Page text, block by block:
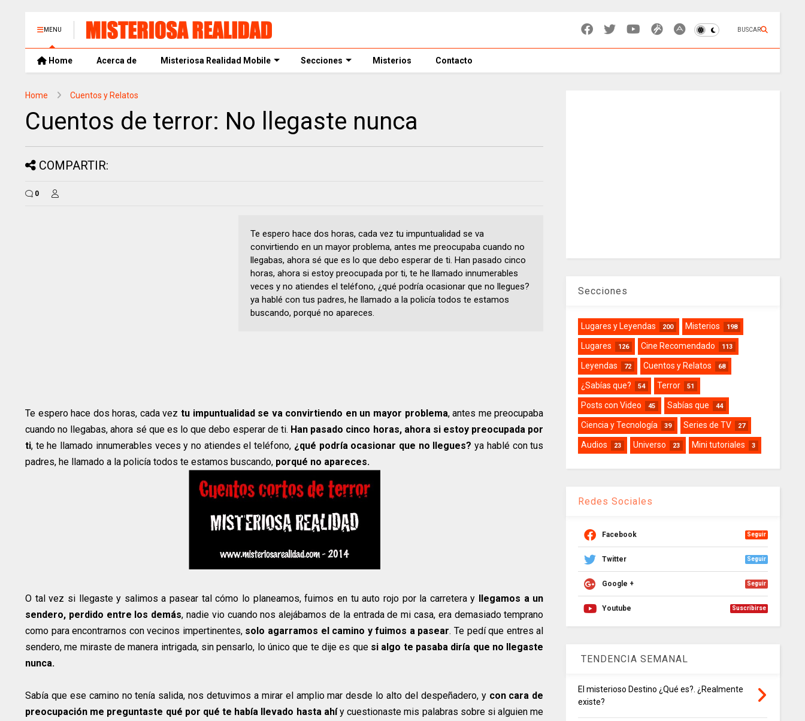
MENU BUSCAR
Home Acerca de Misteriosa Realidad Mobile Secciones Misterios Contacto
Home Cuentos y Relatos
Cuentos de terror: No llegaste nunca
COMPARTIR:
0
Te espero hace dos horas, cada vez tu impuntualidad se va
convirtiendo en un mayor problema, antes me preocupaba cuando no
llegabas, ahora sé que es lo que debo esperar de ti. Han pasado cinco
horas, ahora si estoy preocupada por ti, te he llamado innumerables
veces y no atiendes el teléfono, ¿qué podría ocasionar que no llegues?
ya hablé con tus padres, he llamado a la policía todos te estamos
buscando, porqué no apareces.
Te espero hace dos horas, cada vez tu impuntualidad se va convirtiendo en un mayor problema, antes me preocupaba
cuando no llegabas, ahora sé que es lo que debo esperar de ti. Han pasado cinco horas, ahora si estoy preocupada por
ti, te he llamado innumerables veces y no atiendes el teléfono, ¿qué podría ocasionar que no llegues? ya hablé con tus
padres, he llamado a la policía todos te estamos buscando, porqué no apareces.
O tal vez si llegaste y salimos a pasear tal cómo lo planeamos, fuimos en tu auto rojo por la carretera y llegamos a un
sendero, perdido entre los demás, nadie vio cuando nos alejábamos de la entrada de mi casa, era demasiado temprano
como para encontrarnos con vecinos impertinentes, solo agarramos el camino y fuimos a pasear. Te pedí que entres al
sendero, me miraste de manera intrigada, sin pensarlo, lo único que te dije es que si algo te pasaba diría que no llegaste
nunca.
Sabía que ese camino no tenía salida, nos detuvimos a mirar el amplio mar desde lo alto del despeñadero, ycon cara de
preocupación me preguntaste qué por qué te había llevado hasta ahíy cuestionaste mis palabras sobre si alguien me
Secciones
Lugares y Leyendas 200 Misterios 198
Lugares 126 Cine Recomendado 113
Leyendas 72 Cuentos y Relatos 68
¿Sabías que? 54 Terror 51
Posts con Video 45 Sabías que 44
Ciencia y Tecnología 39 Series de TV 27
Audios 23 Universo 23 Mini tutoriales 3
Redes Sociales
Facebook Seguir
Twitter Seguir
Google + Seguir
Youtube Suscribirse
TENDENCIA SEMANAL
El misterioso Destino ¿Qué es?. ¿Realmente
existe?